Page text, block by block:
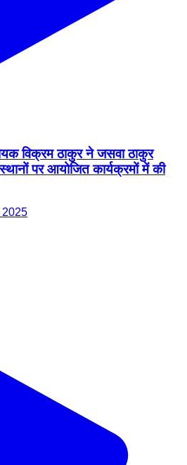
विक्रम ठाकुर ने जसवा ठाकुर
पर आयोजित कार्यक्रमों में की
2025